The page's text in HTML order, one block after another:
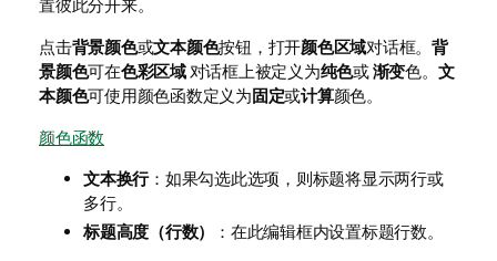
置彼此分开来。
点击背景颜色或文本颜色按钮，打开颜色区域对话框。 背
景颜色可在色彩区域 对话框上被定义为纯色或渐变色。 文
本颜色可使用颜色函数定义为固定或计算颜色。
颜色函数
文本换行：如果勾选此选项，则标题将显示两行或
多行。
标题高度（行数）
：在此编辑框内设置标题行数。